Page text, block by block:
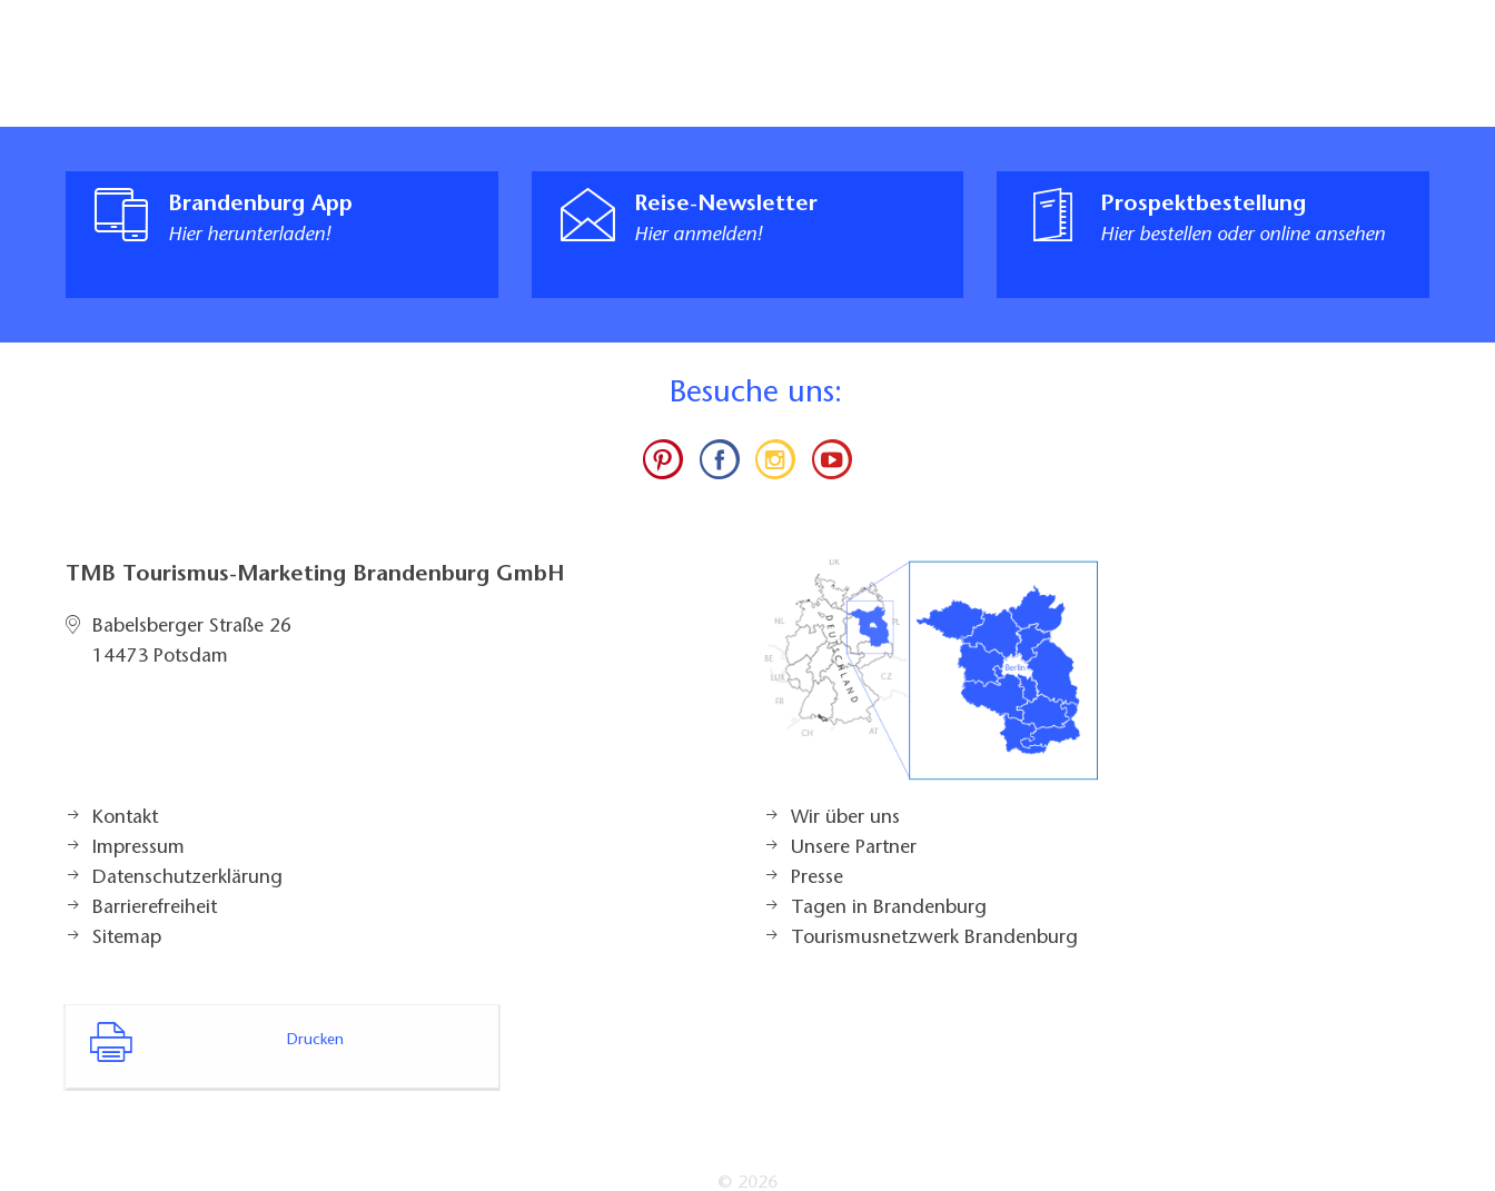
Brandenburg App
Hier herunterladen!
Reise-Newsletter
Hier anmelden!
Prospektbestellung
Hier bestellen oder online ansehen
Besuche uns:
TMB Tourismus-Marketing Brandenburg GmbH
Babelsberger Straße 26
14473 Potsdam
Kontakt
Impressum
Datenschutzerklärung
Barrierefreiheit
Sitemap
Wir über uns
Unsere Partner
Presse
Tagen in Brandenburg
Tourismusnetzwerk Brandenburg
Drucken
© 2026